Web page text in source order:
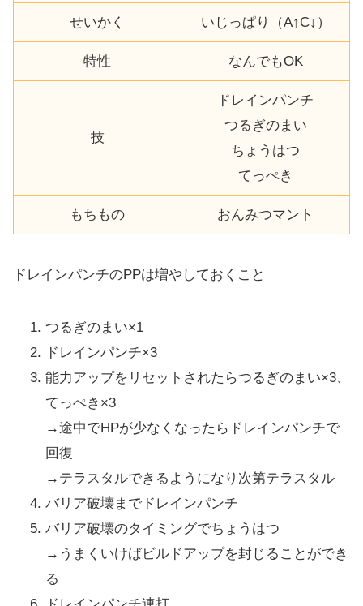
せいかく いじっぱり（A↑C↓）
特性 なんでもOK
技
ドレインパンチ
つるぎのまい
ちょうはつ
てっぺき
もちもの おんみつマント
ドレインパンチのPPは増やしておくこと
つるぎのまい×1
ドレインパンチ×3
能力アップをリセットされたらつるぎのまい×3、
てっぺき×3
→途中でHPが少なくなったらドレインパンチで
回復
→テラスタルできるようになり次第テラスタル
バリア破壊までドレインパンチ
バリア破壊のタイミングでちょうはつ
→うまくいけばビルドアップを封じることができ
る